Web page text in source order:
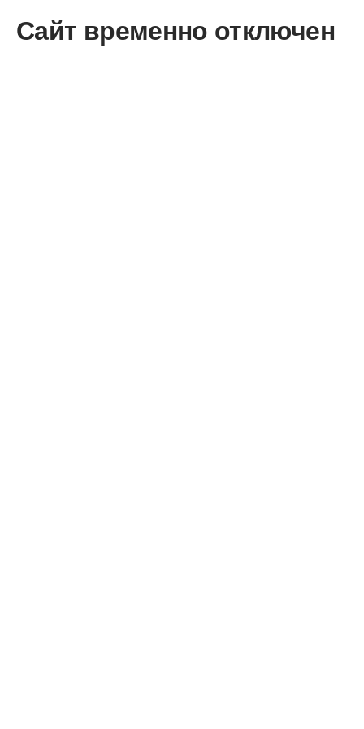
Сайт временно отключен